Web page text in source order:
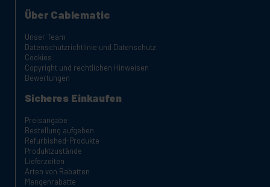
Über Cablematic
Unser Team
Datenschutzrichtlinie und Datenschutz
Cookies
Copyright und rechtlichen Hinweisen
Bewertungen
Sicheres Einkaufen
Preisangabe
Bestellung aufgeben
Refurbished-Produkte
Produktzustände
Lieferzeiten
Arten von Rabatten
Mengenrabatte